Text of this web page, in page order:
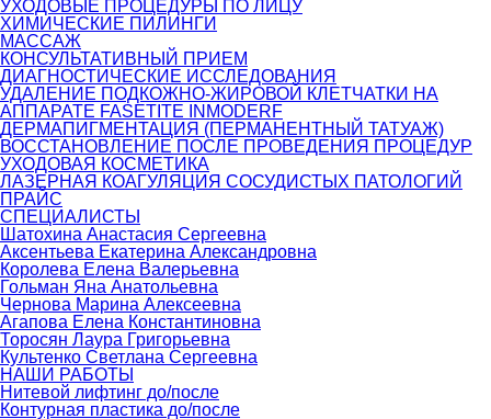
УХОДОВЫЕ ПРОЦЕДУРЫ ПО ЛИЦУ
ХИМИЧЕСКИЕ ПИЛИНГИ
МАССАЖ
КОНСУЛЬТАТИВНЫЙ ПРИЕМ
ДИАГНОСТИЧЕСКИЕ ИССЛЕДОВАНИЯ
УДАЛЕНИЕ ПОДКОЖНО-ЖИРОВОЙ КЛЕТЧАТКИ НА
АППАРАТЕ FASETITE INMODERF
ДЕРМАПИГМЕНТАЦИЯ (ПЕРМАНЕНТНЫЙ ТАТУАЖ)
ВОССТАНОВЛЕНИЕ ПОСЛЕ ПРОВЕДЕНИЯ ПРОЦЕДУР
УХОДОВАЯ КОСМЕТИКА
ЛАЗЕРНАЯ КОАГУЛЯЦИЯ СОСУДИСТЫХ ПАТОЛОГИЙ
ПРАЙС
СПЕЦИАЛИСТЫ
Шатохина Анастасия Сергеевна
Аксентьева Екатерина Александровна
Королева Елена Валерьевна
Гольман Яна Анатольевна
Чернова Марина Алексеевна
Агапова Елена Константиновна
Торосян Лаура Григорьевна
Культенко Светлана Сергеевна
НАШИ РАБОТЫ
Нитевой лифтинг до/после
Контурная пластика до/после